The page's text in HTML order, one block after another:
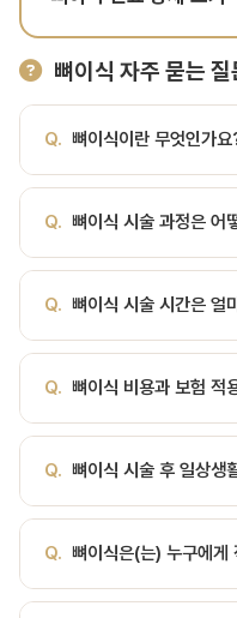
뼈이식 자주 묻는 질
Q. 뼈이식이란 무엇인가요
bone graft)은 흡수되거나
플란트 식립, 치조골 재형성
외과적 시술입니다. 임플란
질환·외상으로 뼈가 소실된
을 위한 충분한 골량 확보,
자극이 없어 점차 흡수됩니다
25% 수준의 흡수가 일어나
Q. 뼈이식 시술 과정은 어
→ 치료 계획 수립 → 시술 →
출신 전문의가 직접 진료합니
Q. 뼈이식 시술 시간은 얼
으로 30분~2시간 정도 소요
해 드립니다.
Q. 뼈이식 비용과 보험 적
한 항목도 있으니, 서울비
한 비용과 보험 적용 여부를
Q. 뼈이식 시술 후 일상생
시술 종류에 따라 주의사항이
요.
Q. 뼈이식은(는) 누구에게